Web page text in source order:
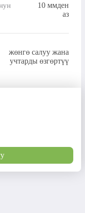
10 ммден
аз
жөнгө салуу жана
учтарды өзгөртүү